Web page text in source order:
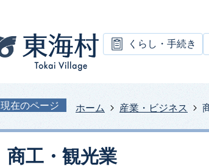
くらし・手続き
現在のページ ホーム 産業・ビジネス
商工・観光業